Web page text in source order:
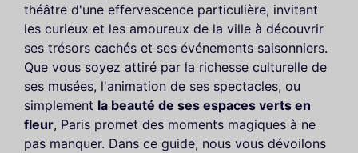
théâtre d'une effervescence particulière, invitant
les curieux et les amoureux de la ville à découvrir
ses trésors cachés et ses événements saisonniers.
Que vous soyez attiré par la richesse culturelle de
ses musées, l'animation de ses spectacles, ou
simplement la beauté de ses espaces verts en
fleur, Paris promet des moments magiques à ne
pas manquer. Dans ce guide, nous vous dévoilons